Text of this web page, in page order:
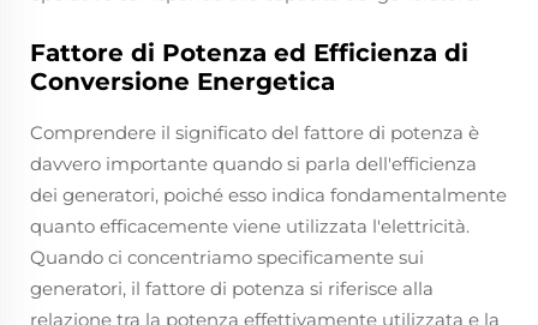
Fattore di Potenza ed Efficienza di
Conversione Energetica
Comprendere il significato del fattore di potenza è
davvero importante quando si parla dell'efficienza
dei generatori, poiché esso indica fondamentalmente
quanto efficacemente viene utilizzata l'elettricità.
Quando ci concentriamo specificamente sui
generatori, il fattore di potenza si riferisce alla
relazione tra la potenza effettivamente utilizzata e la